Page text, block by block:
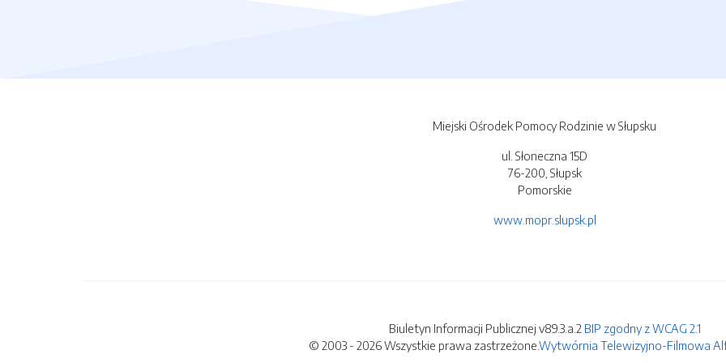
Miejski Ośrodek Pomocy Rodzinie w Słupsku
ul. Słoneczna 15D
76-200, Słupsk
Pomorskie
www.mopr.slupsk.pl
Biuletyn Informacji Publicznej v89.3.a.2 BIP zgodny z WCAG 2.1
© 2003 - 2026 Wszystkie prawa zastrzeżone.Wytwórnia Telewizyjno-Filmowa